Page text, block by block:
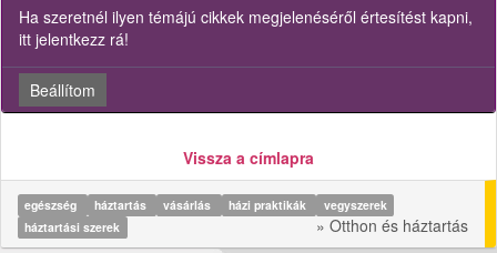
Ha szeretnél ilyen témájú cikkek megjelenéséről értesítést kapni,
itt jelentkezz rá!
Beállítom
Vissza a címlapra
egészség háztartás vásárlás házi praktikák
vegyszerek
háztartási szerek
» Otthon és háztartás